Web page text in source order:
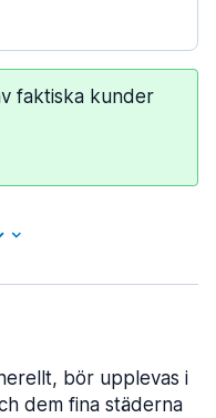
faktiska kunder
bör upplevas i
dem fina städerna